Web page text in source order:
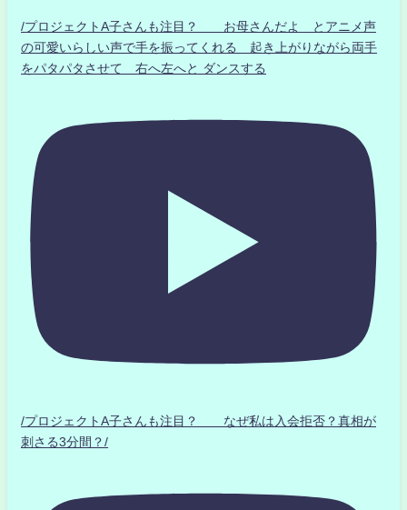
/プロジェクトA子さんも注目？ お母さんだよ とアニメ声
の可愛いらしい声で手を振ってくれる 起き上がりながら両手
をパタパタさせて 右へ左へと ダンスする
/プロジェクトA子さんも注目？ なぜ私は入会拒否？真相が
刺さる3分間？/